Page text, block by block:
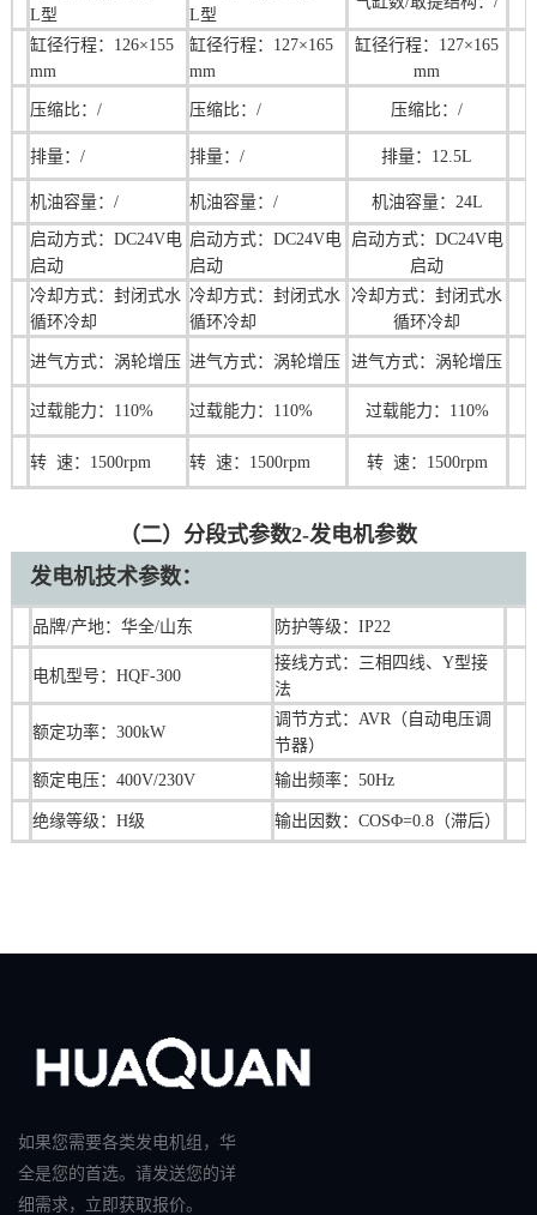
L型
L型
缸径行程：126×155
mm
缸径行程： 127×165
mm
缸径行程： 127×165
mm
压缩比：/ 压缩比：/ 压缩比：/
排量：/ 排量：/ 排量：12.5L
机油容量：/ 机油容量：/ 机油容量：24L
启动方式：DC24V电
启动
启动方式：DC24V电
启动
启动方式：DC24V电
启动
冷却方式：封闭式水
循环冷却
冷却方式：封闭式水
循环冷却
冷却方式：封闭式水
循环冷却
进气方式：涡轮增压 进气方式：涡轮增压 进气方式：涡轮增压
过载能力：110% 过载能力：110% 过载能力：110%
转 速：1500rpm 转 速：1500rpm 转 速：1500rpm
（二）分段式参数2-发电机参数
发电机技术参数：
品牌/产地：华全/山东 防护等级：IP22
电机型号：HQF-300
接线方式：三相四线、Y型接
法
额定功率：300kW
调节方式：AVR（自动电压调
节器）
额定电压：400V/230V
输出频率：50Hz
绝缘等级：H级 输出因数：COSΦ=0.8（滞后）
如果您需要各类发电机组，华
全是您的首选。请发送您的详
细需求，立即获取报价。